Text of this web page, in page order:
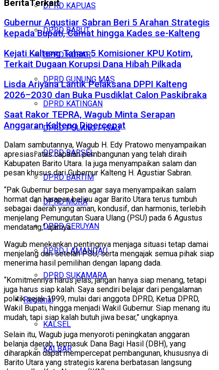
DPRD KAPUAS
DPRD BARUT
DPRD KOBAR
DPRD GUNUNG MAS
DPRD KATINGAN
DPRD PULANG PISAU
DPRD BARSEL
DPRD BARTIM
DPRD MURA
DPRD SERUYAN
DPRD LAMANDAU
DPRD SUKAMARA
Regional
KALSEL
KALBAR
BeritaTerkait
Gubernur Agustiar Sabran Beri 5 Arahan Strategis
kepada Bupati, Camat hingga Kades se-Kalteng
Kejati Kalteng Tahan 5 Komisioner KPU Kotim,
Terkait Dugaan Korupsi Dana Hibah Pilkada
Lisda Ariyana Lantik Pelaksana DPPI Kalteng
2026–2030 dan Buka Pusdiklat Calon Paskibraka
Saat Rakor TEPRA, Wagub Minta Serapan
Anggaran Kalteng Dipercepat
Dalam sambutannya, Wagub H. Edy Pratowo menyampaikan
apresiasi atas capaian pembangunan yang telah diraih
Kabupaten Barito Utara. Ia juga menyampaikan salam dan
pesan khusus dari Gubernur Kalteng H. Agustiar Sabran.
“Pak Gubernur berpesan agar saya menyampaikan salam
hormat dan harapan beliau agar Barito Utara terus tumbuh
sebagai daerah yang aman, kondusif, dan harmonis, terlebih
menjelang Pemungutan Suara Ulang (PSU) pada 6 Agustus
mendatang,” ujarnya.
Wagub menekankan pentingnya menjaga situasi tetap damai
menjelang dan setelah PSU, serta mengajak semua pihak siap
menerima hasil pemilihan dengan lapang dada.
“Komitmennya harus jelas, jangan hanya siap menang, tetapi
juga harus siap kalah. Saya sendiri belajar dari pengalaman
politik sejak 1999, mulai dari anggota DPRD, Ketua DPRD,
Wakil Bupati, hingga menjadi Wakil Gubernur. Siap menang itu
mudah, tapi siap kalah butuh jiwa besar,” ungkapnya.
Selain itu, Wagub juga menyoroti peningkatan anggaran
belanja daerah, termasuk Dana Bagi Hasil (DBH), yang
diharapkan dapat mempercepat pembangunan, khususnya di
Barito Utara yang strategis karena berbatasan langsung